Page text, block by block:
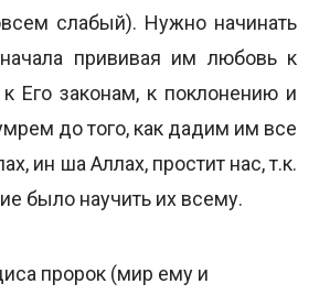
слабый). Нужно начинать
прививая им любовь к
к Его законам, к поклонению и
до того, как дадим им все
ин ша Аллах, простит нас, т.к.
было научить их всему.
пророк (мир ему и